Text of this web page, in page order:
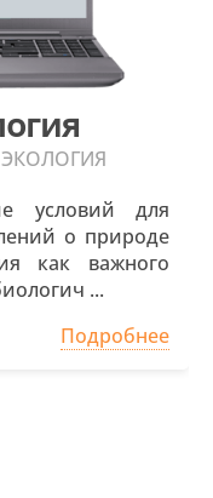
условий для
о природе
как важного
...
Подробнее